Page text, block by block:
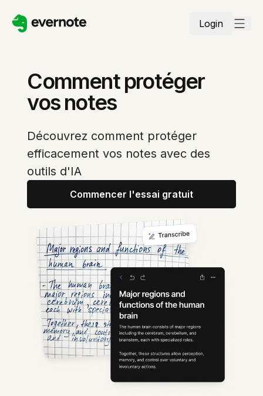
Login
Comment protéger
vos notes
Découvrez comment protéger
efficacement vos notes avec des
outils d'IA
Commencer l'essai gratuit